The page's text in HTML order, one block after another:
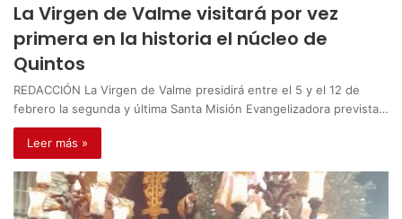
La Virgen de Valme visitará por vez
primera en la historia el núcleo de
Quintos
REDACCIÓN La Virgen de Valme presidirá entre el 5 y el 12 de
febrero la segunda y última Santa Misión Evangelizadora prevista…
Leer más »